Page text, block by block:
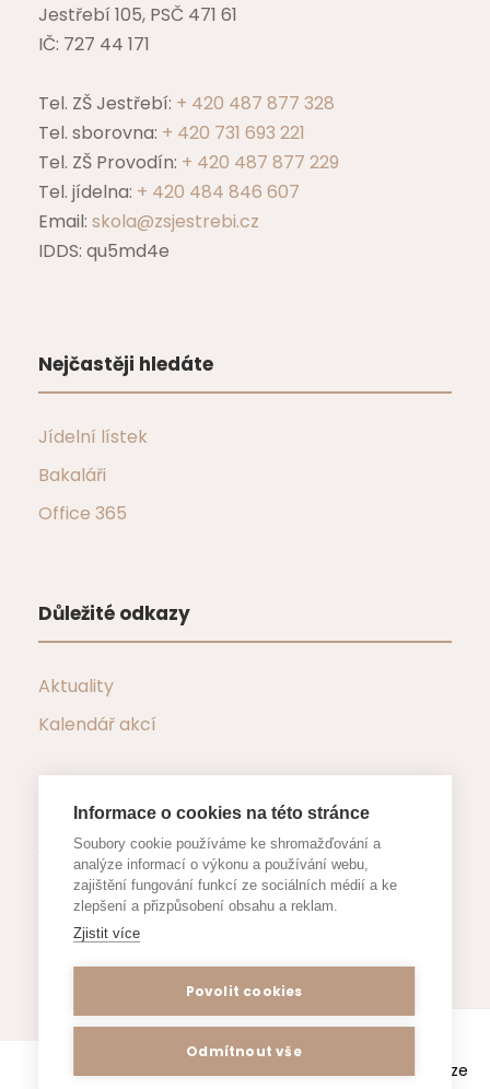
Jestřebí 105, PSČ 471 61
IČ: 727 44 171
Tel. ZŠ Jestřebí: + 420 487 877 328
Tel. sborovna: + 420 731 693 221
Tel. ZŠ Provodín: + 420 487 877 229
Tel. jídelna: + 420 484 846 607
Email: skola@zsjestrebi.cz
IDDS: qu5md4e
Nejčastěji hledáte
Jídelní lístek
Bakaláři
Office 365
Důležité odkazy
Aktuality
Kalendář akcí
Důležité dokumenty
Formuláře a žádosti
Webové stránky www.zsjestrebi.cz
používají k poskytování služeb a analýze
Informace o cookies na této stránce
Soubory cookie používáme ke shromažďování a
analýze informací o výkonu a používání webu,
zajištění fungování funkcí ze sociálních médií a ke
zlepšení a přizpůsobení obsahu a reklam.
Zjistit více
Povolit cookies
Odmítnout vše